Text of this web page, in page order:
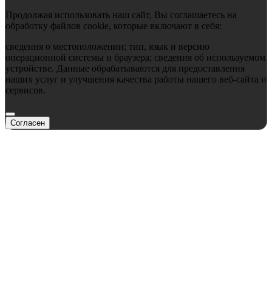
Продолжая использовать наш сайт, Вы соглашаетесь на
обработку файлов cookie, которые включают в себя:
сведения о местоположении; тип, язык и версию
операционной системы и браузера; сведения об используемом
устройстве. Данные обрабатываются для предоставления
наших услуг и улучшения качества работы нашего веб-сайта и
сервисов.
Согласен